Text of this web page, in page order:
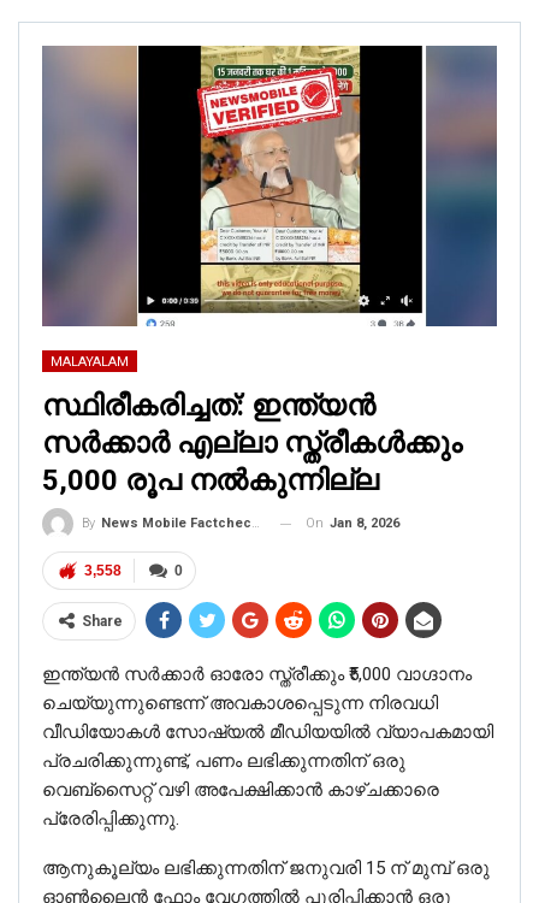
MALAYALAM
സ്ഥിരീകരിച്ചത്: ഇന്ത്യൻ
സർക്കാർ എല്ലാ സ്ത്രീകൾക്കും
5,000 രൂപ നൽകുന്നില്ല
By News Mobile Factcheck Bureau On Jan 8, 2026
0
3,558
Share
ഇന്ത്യൻ സർക്കാർ ഓരോ സ്ത്രീക്കും ₹5,000 വാഗ്ദാനം
ചെയ്യുന്നുണ്ടെന്ന് അവകാശപ്പെടുന്ന നിരവധി
വീഡിയോകൾ സോഷ്യൽ മീഡിയയിൽ വ്യാപകമായി
പ്രചരിക്കുന്നുണ്ട്, പണം ലഭിക്കുന്നതിന് ഒരു
വെബ്‌സൈറ്റ് വഴി അപേക്ഷിക്കാൻ കാഴ്ചക്കാരെ
പ്രേരിപ്പിക്കുന്നു.
ആനുകൂല്യം ലഭിക്കുന്നതിന് ജനുവരി 15 ന് മുമ്പ് ഒരു
ഓൺലൈൻ ഫോം വേഗത്തിൽ പൂരിപ്പിക്കാൻ ഒരു